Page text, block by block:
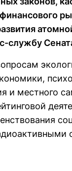
службу
и местного